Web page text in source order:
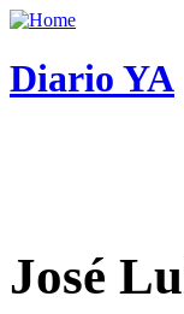
Diario YA
José